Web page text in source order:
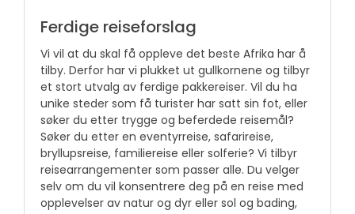
Ferdige reiseforslag
Vi vil at du skal få oppleve det beste Afrika har å
tilby. Derfor har vi plukket ut gullkornene og tilbyr
et stort utvalg av ferdige pakkereiser. Vil du ha
unike steder som få turister har satt sin fot, eller
søker du etter trygge og beferdede reisemål?
Søker du etter en eventyrreise, safarireise,
bryllupsreise, familiereise eller solferie? Vi tilbyr
reisearrangementer som passer alle. Du velger
selv om du vil konsentrere deg på en reise med
opplevelser av natur og dyr eller sol og bading,